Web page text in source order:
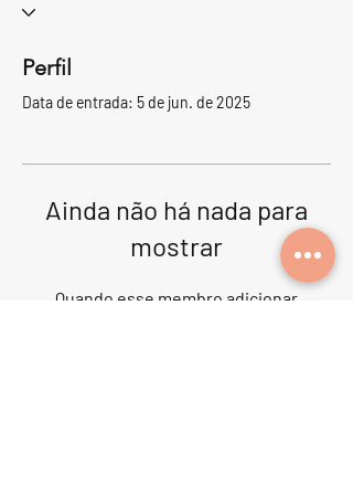
Perfil
Data de entrada: 5 de jun. de 2025
Ainda não há nada para
mostrar
Quando esse membro adicionar